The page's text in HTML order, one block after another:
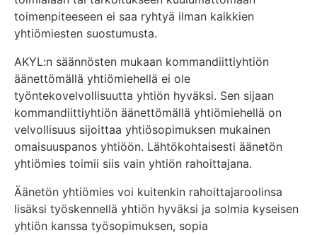
toimenpiteeseen ei saa ryhtyä ilman kaikkien
yhtiömiesten suostumusta.
AKYL:n säännösten mukaan kommandiittiyhtiön
äänettömällä yhtiömiehellä ei ole
työntekovelvollisuutta yhtiön hyväksi. Sen sijaan
kommandiittiyhtiön äänettömällä yhtiömiehellä on
velvollisuus sijoittaa yhtiösopimuksen mukainen
omaisuuspanos yhtiöön. Lähtökohtaisesti äänetön
yhtiömies toimii siis vain yhtiön rahoittajana.
Äänetön yhtiömies voi kuitenkin rahoittajaroolinsa
lisäksi työskennellä yhtiön hyväksi ja solmia kyseisen
yhtiön kanssa työsopimuksen, sopia